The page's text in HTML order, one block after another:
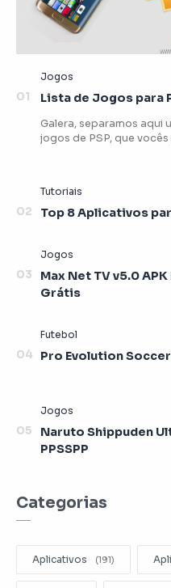
Lista de Jogos para
Galera, separamos aqui
jogos de PSP, que
Top 8 Aplicativos
Max Net TV v5.0
Grátis
Pro Evolution
Naruto Shippuden
PPSSPP
Categorias
Aplicativos